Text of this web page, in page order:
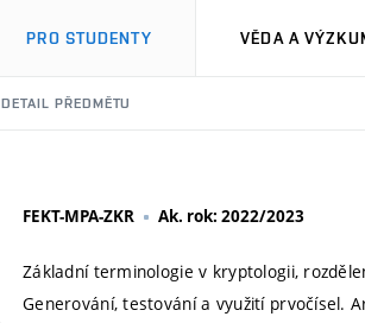
PRO STUDENTY VĚDA A
DETAIL PŘEDMĚTU
FEKT-MPA-ZKR Ak. rok: 2022/2023
Základní terminologie v kryptologii,
Generování, testování a využití prvočísel.